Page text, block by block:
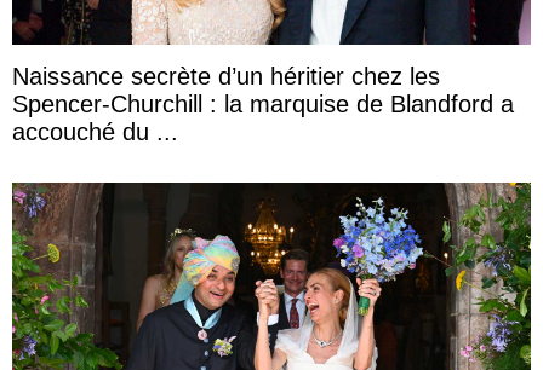
Naissance secrète d’un héritier chez les
Spencer-Churchill : la marquise de Blandford a
accouché du ...